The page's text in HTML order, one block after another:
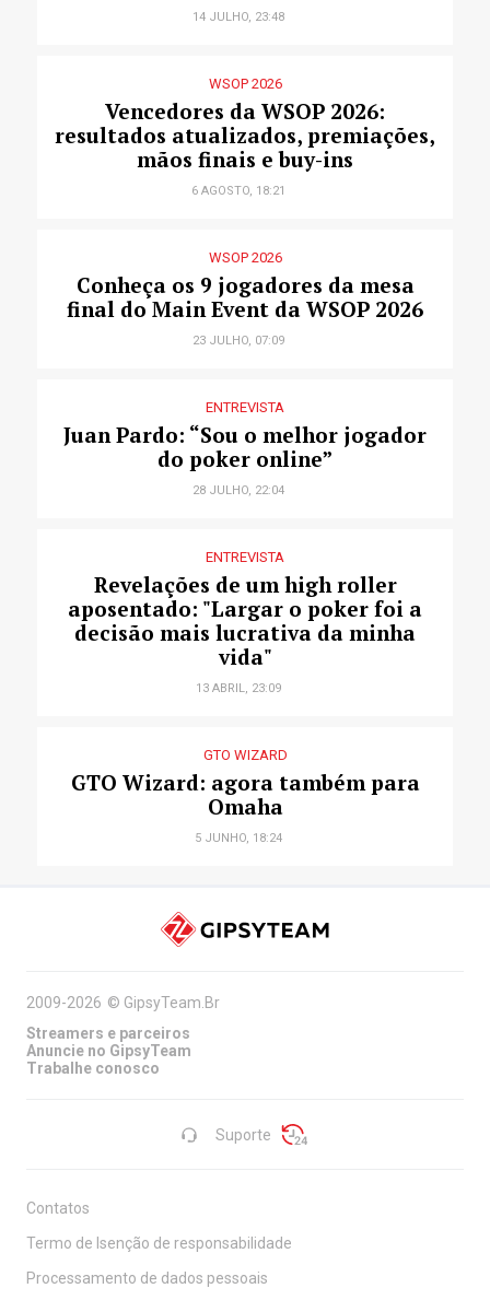
14 JULHO, 23:48
WSOP 2026
Vencedores da WSOP 2026:
resultados atualizados, premiações,
mãos finais e buy-ins
6 AGOSTO, 18:21
WSOP 2026
Conheça os 9 jogadores da mesa
final do Main Event da WSOP 2026
23 JULHO, 07:09
ENTREVISTA
Juan Pardo: “Sou o melhor jogador
do poker online”
28 JULHO, 22:04
ENTREVISTA
Revelações de um high roller
aposentado: "Largar o poker foi a
decisão mais lucrativa da minha
vida"
13 ABRIL, 23:09
GTO WIZARD
GTO Wizard: agora também para
Omaha
5 JUNHO, 18:24
Suporte
2009-2026 © GipsyTeam.Br
Streamers e parceiros
Anuncie no GipsyTeam
Trabalhe conosco
Contatos
Termo de Isenção de responsabilidade
Processamento de dados pessoais